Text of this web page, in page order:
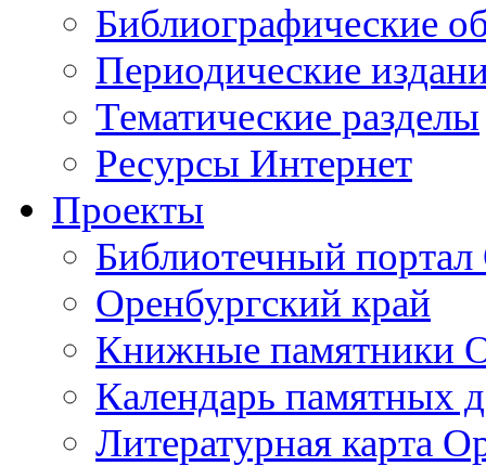
Библиографические
Периодические
Тематические разделы
Ресурсы Интернет
Проекты
Библиотечный портал
Оренбургский край
Книжные памятники
Календарь памятных
Литературная карта